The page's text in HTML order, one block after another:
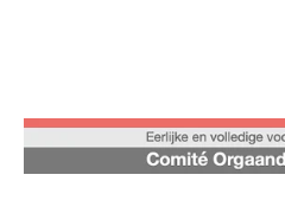
de
hoofdinhoud